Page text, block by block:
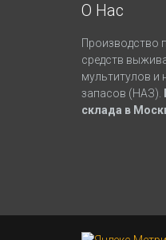
О Нас
Производство
средств
мультитулов и
запасов (НАЗ).
склада в